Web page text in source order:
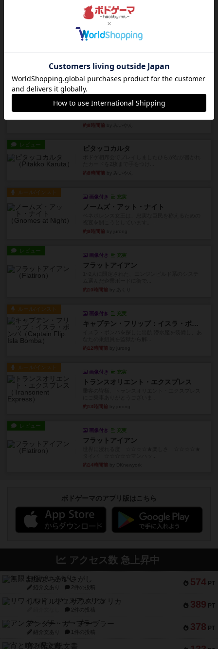
ヘックメック
サイコロゲームです1から5までの数字と芋虫がか
かれたダイス。これを振っ...
約8時間前 by みいやん
ハゲタカのえじき
から15までのカードがプ...
約8時間前by みいやん
ジャスト・ワン
約8時間前
レビュー ピタッコカルタ
約8時間前
ルール/インスト
画像付き 充実
ノームズ・アット・ナイト
約9時間前
レビュー
画像付き 充実
フラットアイアン
約10時間前
ルール/インスト
画像付き 充実
キャプテン・フリップ：イスラ・ボンバ
約12時間前
ルール/インスト
画像付き 充実
トランスオリエント・エクスプレス
約13時間前
レビュー
画像付き 充実
フラットアイアン
約14時間前
ボドゲーマのアプリ版はこちら
アクセス数 急上昇中
574 PT
無限まちがいさがし
紹介文あり 2件の投稿
389 PT
リワイルド：サウスアメリカ
2件の投稿
378 PT
アンダー・ザ・テーブラー
紹介文あり 1件の投稿
宵と暁の呪文書